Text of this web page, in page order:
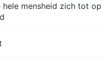
mensheid zich tot op